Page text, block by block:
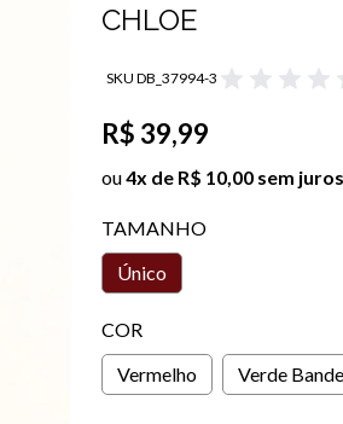
CHLOE
SKU DB_37994-3
R$ 39,99
ou4x de R$ 10,00 sem juros
TAMANHO
Único
COR
Vermelho
Verde